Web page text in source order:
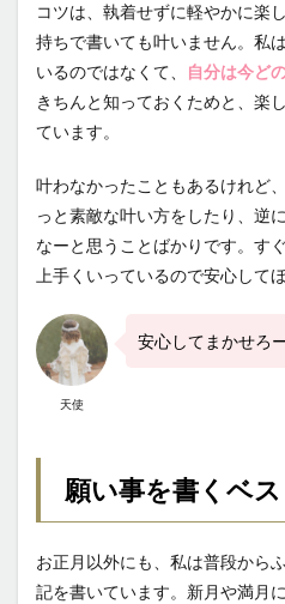
コツは、執着せずに軽やかに楽
持ちで書いても叶いません。私
いるのではなくて、
自分は今ど
きちんと知っておくためと、楽
ています。
叶わなかったこともあるけれど
っと素敵な叶い方をしたり、逆
なーと思うことばかりです。す
上手くいっているので安心して
天使
安心してまかせろ
願い事を書くベ
お正月以外にも、私は普段から
記を書いています。新月や満月